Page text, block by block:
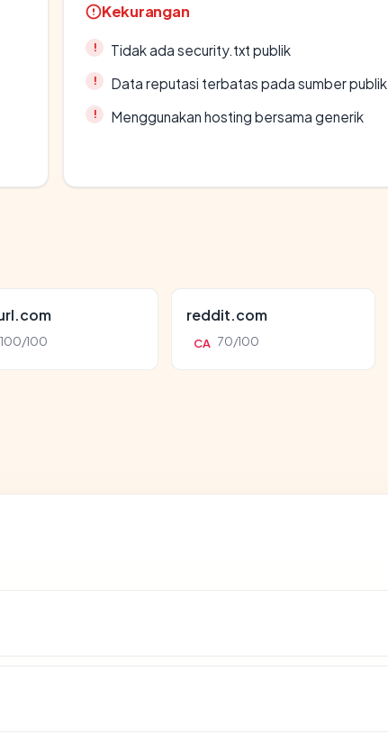
Kekurangan
Tidak ada security.txt publik
Data reputasi terbatas pada sumber publik
Menggunakan hosting bersama generik
100/100
reddit.com
CA 70/100